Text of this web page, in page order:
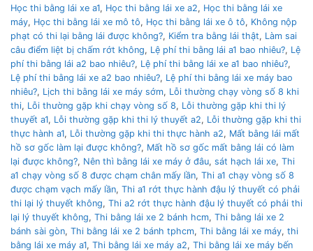
Học thi bằng lái xe a1, Học thi bằng lái xe a2, Học thi bằng lái xe
máy, Học thi bằng lái xe mô tô, Học thi bằng lái xe ô tô, Không nộp
phạt có thi lại bằng lái được không?, Kiểm tra bằng lái thật, Làm sai
câu điểm liệt bị chấm rớt không, Lệ phí thi bằng lái a1 bao nhiêu?, Lệ
phí thi bằng lái a2 bao nhiêu?, Lệ phí thi bằng lái xe a1 bao nhiêu?,
Lệ phí thi bằng lái xe a2 bao nhiêu?, Lệ phí thi bằng lái xe máy bao
nhiêu?, Lịch thi bằng lái xe máy sớm, Lỗi thường chạy vòng số 8 khi
thi, Lỗi thường gặp khi chạy vòng số 8, Lỗi thường gặp khi thi lý
thuyết a1, Lỗi thường gặp khi thi lý thuyết a2, Lỗi thường gặp khi thi
thực hành a1, Lỗi thường gặp khi thi thực hành a2, Mất bằng lái mất
hồ sơ gốc làm lại được không?, Mất hồ sơ gốc mất bằng lái có làm
lại được không?, Nên thì bằng lái xe máy ở đâu, sát hạch lái xe, Thi
a1 chạy vòng số 8 được chạm chân mấy lần, Thi a1 chạy vòng số 8
được chạm vạch mấy lần, Thi a1 rớt thực hành đậu lý thuyết có phải
thi lại lý thuyết không, Thi a2 rớt thực hành đậu lý thuyết có phải thi
lại lý thuyết không, Thi bằng lái xe 2 bánh hcm, Thi bằng lái xe 2
bánh sài gòn, Thi bằng lái xe 2 bánh tphcm, Thi bằng lái xe máy, thi
bằng lái xe máy a1, Thi bằng lái xe máy a2, Thi bằng lái xe máy bến